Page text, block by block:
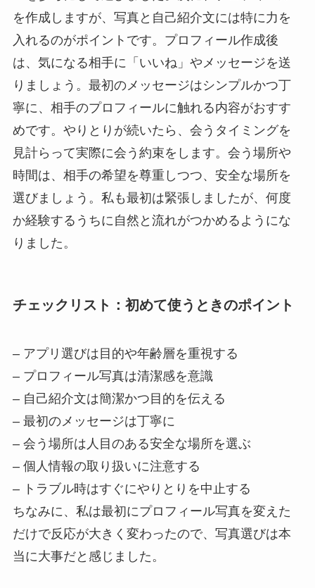
を作成しますが、写真と自己紹介文には特に力を
入れるのがポイントです。プロフィール作成後
は、気になる相手に「いいね」やメッセージを送
りましょう。最初のメッセージはシンプルかつ丁
寧に、相手のプロフィールに触れる内容がおすす
めです。やりとりが続いたら、会うタイミングを
見計らって実際に会う約束をします。会う場所や
時間は、相手の希望を尊重しつつ、安全な場所を
選びましょう。私も最初は緊張しましたが、何度
か経験するうちに自然と流れがつかめるようにな
りました。
チェックリスト：初めて使うときのポイント
– アプリ選びは目的や年齢層を重視する
– プロフィール写真は清潔感を意識
– 自己紹介文は簡潔かつ目的を伝える
– 最初のメッセージは丁寧に
– 会う場所は人目のある安全な場所を選ぶ
– 個人情報の取り扱いに注意する
– トラブル時はすぐにやりとりを中止する
ちなみに、私は最初にプロフィール写真を変えた
だけで反応が大きく変わったので、写真選びは本
当に大事だと感じました。